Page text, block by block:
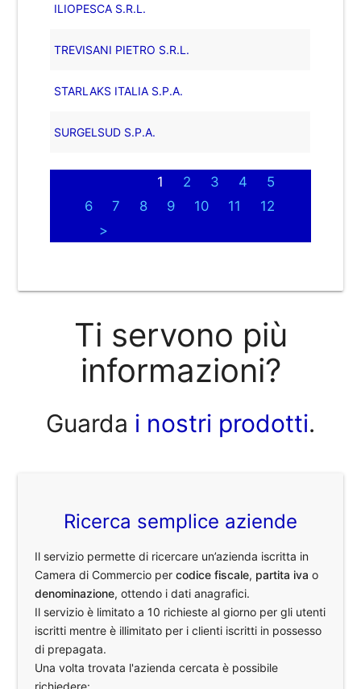
ILIOPESCA S.R.L.
TREVISANI PIETRO S.R.L.
STARLAKS ITALIA S.P.A.
SURGELSUD S.P.A.
1 2 3 4
5
6
7 8 9 10 11
12
>
Ti servono più
informazioni?
Guarda i nostri prodotti.
Ricerca semplice aziende
Il servizio permette di ricercare un’azienda iscritta in
Camera di Commercio percodice fiscale, partita iva o
denominazione, ottendo i dati anagrafici.
Il servizio è limitato a 10 richieste al giorno per gli utenti
iscritti mentre è illimitato per i clienti iscritti in possesso
di prepagata.
Una volta trovata l'azienda cercata è possibile
richiedere: